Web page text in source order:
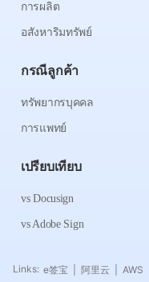
การผลิต
อสังหาริมทรัพย์
กรณีลูกค้า
ทรัพยากรบุคคล
การแพทย์
เปรียบเทียบ
vs Docusign
vs Adobe Sign
Links: e签宝 阿里云 AWS